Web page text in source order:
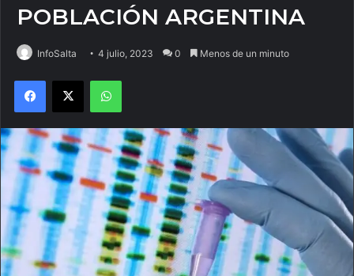
POBLACIÓN ARGENTINA
InfoSalta 4 julio, 2023 0 Menos de un minuto
Facebook
X WhatsApp